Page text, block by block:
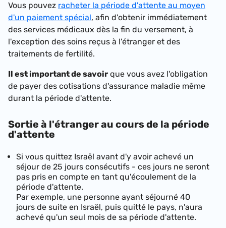
Vous pouvez racheter la période d'attente au moyen
d'un paiement spécial, afin d'obtenir immédiatement
des services médicaux dès la fin du versement, à
l'exception des soins reçus à l'étranger et des
traitements de fertilité.
Il est important de savoir que vous avez l'obligation
de payer des cotisations d'assurance maladie même
durant la période d'attente.
Sortie à l'étranger au cours de la période
d'attente
Si vous quittez Israël avant d'y avoir achevé un
séjour de 25 jours consécutifs - ces jours ne seront
pas pris en compte en tant qu'écoulement de la
période d'attente.
Par exemple, une personne ayant séjourné 40
jours de suite en Israël, puis quitté le pays, n'aura
achevé qu'un seul mois de sa période d'attente.